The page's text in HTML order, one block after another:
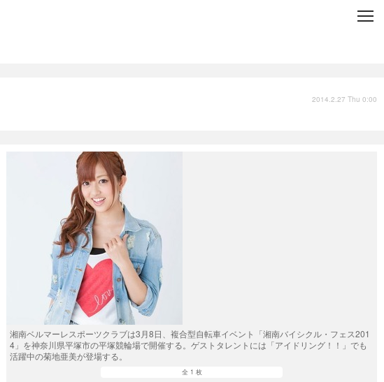
C
文化
出版／映画
ファッション
写真
政治
2014.2.27 Thu 0:00
湘南ベルマーレスポーツクラブは3月8日、複合型自転車イベント「湘南バイシクル・フェス201
4」を神奈川県平塚市の平塚競輪場で開催する。ゲストタレントには「アイドリング！！」でも
活躍中の菊地亜美が登場する。
全 1 枚